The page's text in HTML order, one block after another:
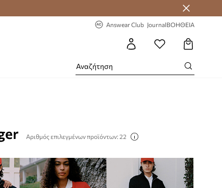
Club
Answear Club JournalΒΟΗΘΕΙΑ
Αριθμός επιλεγμένων προϊόντων: 22